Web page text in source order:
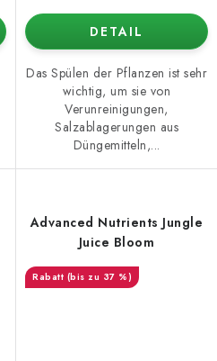
DETAIL
Das Spülen der Pflanzen ist sehr
wichtig, um sie von
Verunreinigungen,
Salzablagerungen aus
Düngemitteln,...
Advanced Nutrients Jungle
Juice Bloom
(bis zu 37 %)